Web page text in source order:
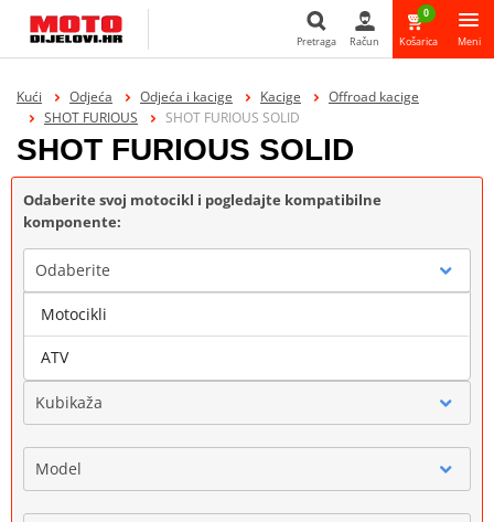
Pretraga
Pretraga Račun
0
Košarica Meni
Kući Odjeća Odjeća i kacige Kacige
Offroad kacige
SHOT FURIOUS
SHOT FURIOUS SOLID
SHOT FURIOUS SOLID
Odaberite svoj motocikl i pogledajte kompatibilne
komponente:
Odaberite
Marka
Kubikaža
Model
Motocikli
ATV